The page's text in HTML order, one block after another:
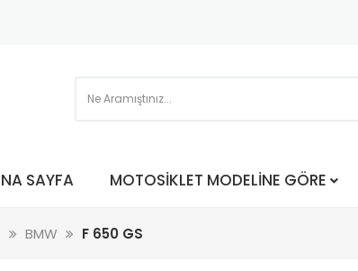
SAYFA MOTOSIKLET MODELINE GÖRE
BMW F 650 GS